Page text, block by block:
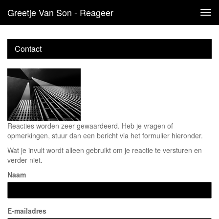
Greetje Van Son - Reageer
Contact
Reacties worden zeer gewaardeerd. Heb je vragen of
opmerkingen, stuur dan een bericht via het formulier hieronder.
Wat je invult wordt alleen gebruikt om je reactie te versturen en
verder niet.
Naam
E-mailadres